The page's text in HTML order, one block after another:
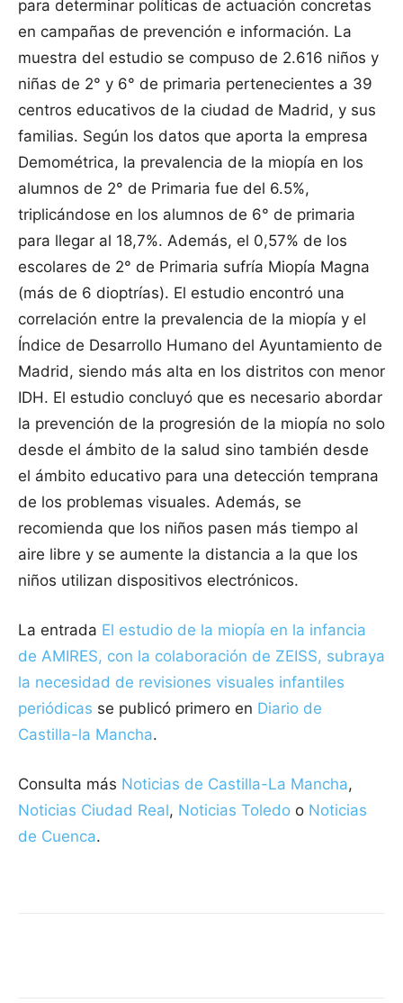
para determinar políticas de actuación concretas
en campañas de prevención e información. La
muestra del estudio se compuso de 2.616 niños y
niñas de 2° y 6° de primaria pertenecientes a 39
centros educativos de la ciudad de Madrid, y sus
familias. Según los datos que aporta la empresa
Demométrica, la prevalencia de la miopía en los
alumnos de 2° de Primaria fue del 6.5%,
triplicándose en los alumnos de 6° de primaria
para llegar al 18,7%. Además, el 0,57% de los
escolares de 2° de Primaria sufría Miopía Magna
(más de 6 dioptrías). El estudio encontró una
correlación entre la prevalencia de la miopía y el
Índice de Desarrollo Humano del Ayuntamiento de
Madrid, siendo más alta en los distritos con menor
IDH. El estudio concluyó que es necesario abordar
la prevención de la progresión de la miopía no solo
desde el ámbito de la salud sino también desde
el ámbito educativo para una detección temprana
de los problemas visuales. Además, se
recomienda que los niños pasen más tiempo al
aire libre y se aumente la distancia a la que los
niños utilizan dispositivos electrónicos.
La entrada El estudio de la miopía en la infancia
de AMIRES, con la colaboración de ZEISS, subraya
la necesidad de revisiones visuales infantiles
periódicas se publicó primero en Diario de
Castilla-la Mancha.
Consulta más Noticias de Castilla-La Mancha,
Noticias Ciudad Real, Noticias Toledo o Noticias
de Cuenca.